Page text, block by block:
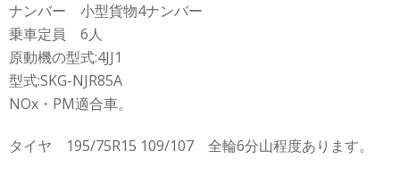
ナンバー 小型貨物4ナンバー
乗車定員 6人
原動機の型式:4JJ1
型式:SKG-NJR85A
NOx・PM適合車。
タイヤ 195/75R15 109/107 全輪6分山程度あります。